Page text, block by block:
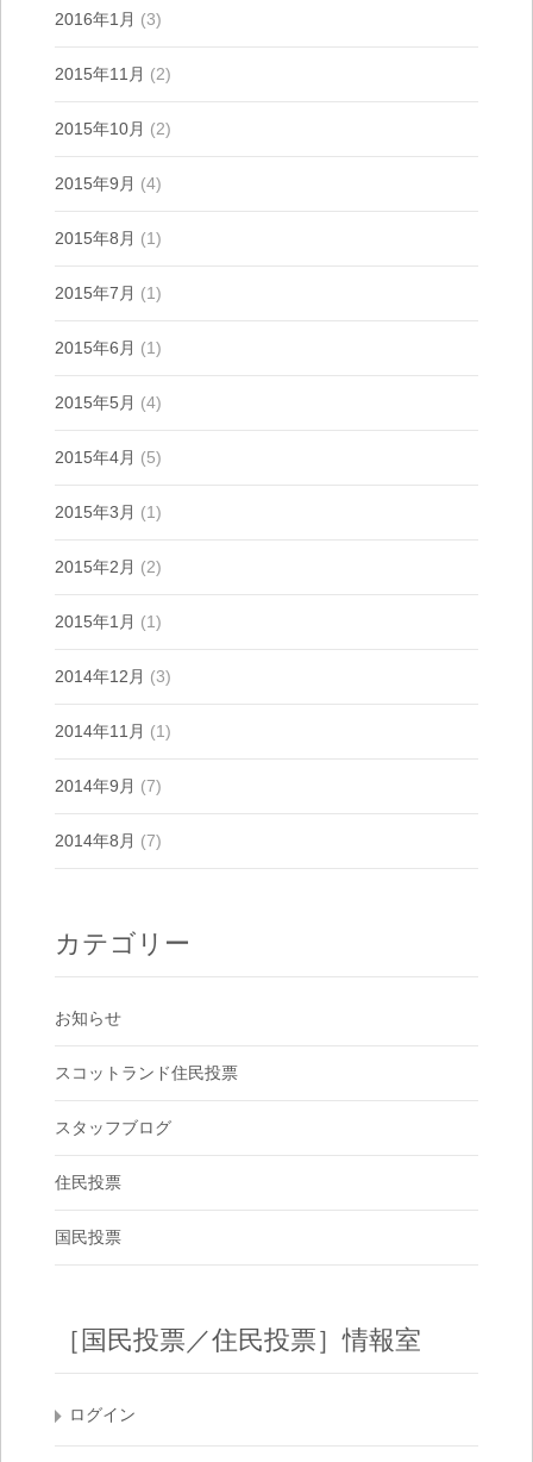
2016年1月 (3)
2015年11月 (2)
2015年10月 (2)
2015年9月 (4)
2015年8月 (1)
2015年7月 (1)
2015年6月 (1)
2015年5月 (4)
2015年4月 (5)
2015年3月 (1)
2015年2月 (2)
2015年1月 (1)
2014年12月 (3)
2014年11月 (1)
2014年9月 (7)
2014年8月 (7)
カテゴリー
お知らせ
スコットランド住民投票
スタッフブログ
住民投票
国民投票
［国民投票／住民投票］情報室
ログイン